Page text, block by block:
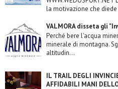
la motivazione che
VALMORA disseta gli
Perché bere l'acqua
minerale di montagna.
altitudin...
IL TRAIL DEGLI
AFFIDABILI MANI